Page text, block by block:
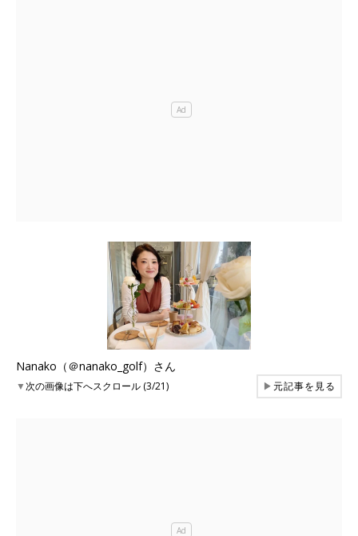
Nanako（＠nanako_golf）さん
▼次の画像は下へスクロール (3/21) ▶元記事を見る